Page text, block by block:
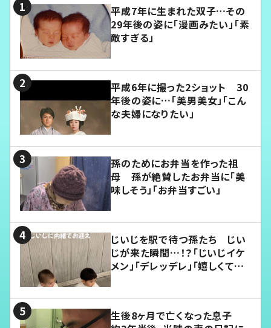
平成7年に生まれた双子…その
29年後の姿に「漫画みたい」「素
敵すぎる」
平成6年に撮った2ショット 30
年後の姿に…「美男美女」「こん
な夫婦になりたい」
孫のためにお弁当を作った祖
母 孫が絶賛したお弁当に「美
味しそう」「お弁当すごい」
じいじを駅で待つ孫たち じい
じが来た瞬間…！？「じいじイケ
メン」「デレッデレ」「嬉しくて可
生後8ヶ月で亡くなった息子